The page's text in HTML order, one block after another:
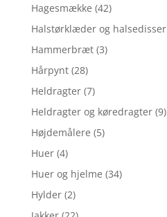
Hagesmække (42)
Halstørklæder og halsedisser
Hammerbræt (3)
Hårpynt (28)
Heldragter (7)
Heldragter og køredragter (9)
Højdemålere (5)
Huer (4)
Huer og hjelme (34)
Hylder (2)